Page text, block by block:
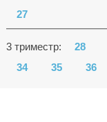
27
3 триместр: 28
34
35 36